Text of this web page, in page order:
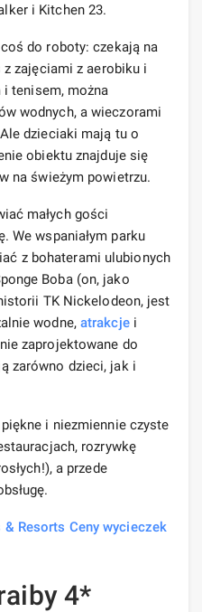
i Kitchen 23.
do roboty: czekają na
zajęciami z aerobiku i
i tenisem, można
wodnych, a wieczorami
dzieciaki mają tu o
obiektu znajduje się
na świeżym powietrzu.
małych gości
We wspaniałym parku
z bohaterami ulubionych
Boba (on, jako
TK Nickelodeon, jest
wodne, atrakcjei
zaprojektowane do
zarówno dzieci, jak i
i niezmiennie czyste
rozrywkę
a przede
Resorts Ceny wycieczek
4*